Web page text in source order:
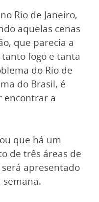
Rio de Janeiro,
aquelas cenas
que parecia a
fogo e tanta
do Rio de
do Brasil, é
encontrar a
que há um
de três áreas de
apresentado